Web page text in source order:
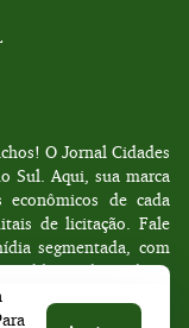
O Jornal Cidades
Sul. Aqui, sua marca
de cada
de licitação. Fale
segmentada, com
públicos de todo o
certo.